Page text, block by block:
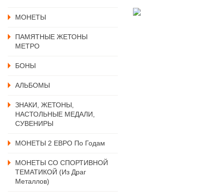
MОНЕТЫ
ПАМЯТНЫЕ ЖЕТОНЫ
МЕТРО
БОНЫ
АЛЬБОМЫ
ЗНАКИ, ЖЕТОНЫ,
НАСТОЛЬНЫЕ МЕДАЛИ,
СУВЕНИРЫ
МОНЕТЫ 2 ЕВРО По Годам
МОНЕТЫ СО СПОРТИВНОЙ
ТЕМАТИКОЙ (из Драг
Металлов)